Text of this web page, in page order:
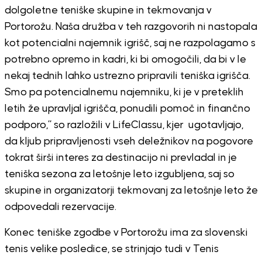
dolgoletne teniške skupine in tekmovanja v
Portorožu. Naša družba v teh razgovorih ni nastopala
kot potencialni najemnik igrišč, saj ne razpolagamo s
potrebno opremo in kadri, ki bi omogočili, da bi v le
nekaj tednih lahko ustrezno pripravili teniška igrišča.
Smo pa potencialnemu najemniku, ki je v preteklih
letih že upravljal igrišča, ponudili pomoč in finančno
podporo,” so razložili v LifeClassu, kjer ugotavljajo,
da kljub pripravljenosti vseh deležnikov na pogovore
tokrat širši interes za destinacijo ni prevladal in je
teniška sezona za letošnje leto izgubljena, saj so
skupine in organizatorji tekmovanj za letošnje leto že
odpovedali rezervacije.
Konec teniške zgodbe v Portorožu ima za slovenski
tenis velike posledice, se strinjajo tudi v Tenis